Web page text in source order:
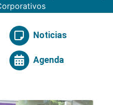
Noticias
Agenda